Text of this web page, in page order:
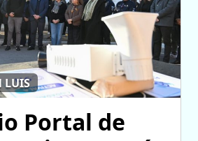
LUIS
Portal de